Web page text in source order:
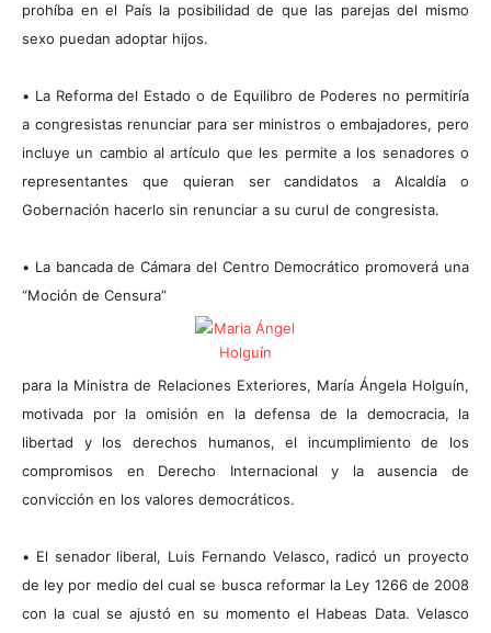
prohíba en el País la posibilidad de que las parejas del mismo
sexo puedan adoptar hijos.
• La Reforma del Estado o de Equilibro de Poderes no permitiría
a congresistas renunciar para ser ministros o embajadores, pero
incluye un cambio al artículo que les permite a los senadores o
representantes que quieran ser candidatos a Alcaldía o
Gobernación hacerlo sin renunciar a su curul de congresista.
• La bancada de Cámara del Centro Democrático promoverá una
“Moción de Censura”
para la Ministra de Relaciones Exteriores, María Ángela Holguín,
motivada por la omisión en la defensa de la democracia, la
libertad y los derechos humanos, el incumplimiento de los
compromisos en Derecho Internacional y la ausencia de
convicción en los valores democráticos.
• El senador liberal, Luis Fernando Velasco, radicó un proyecto
de ley por medio del cual se busca reformar la Ley 1266 de 2008
con la cual se ajustó en su momento el Habeas Data. Velasco